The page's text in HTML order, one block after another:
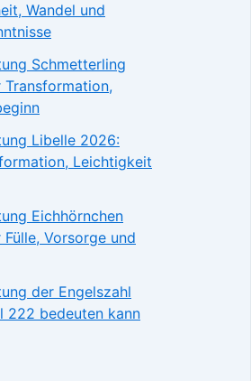
Wandel und
Schmetterling
Libelle 2026:
Leichtigkeit
Eichhörnchen
Vorsorge und
der Engelszahl
222 bedeuten kann